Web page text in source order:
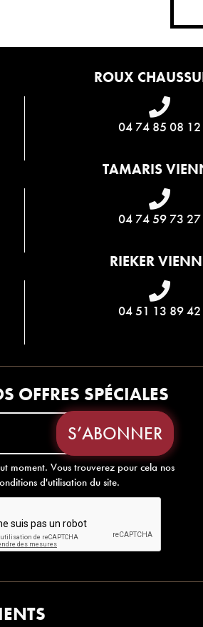
ROUX
04 74 85 08 12
TAMARIS
04 74 59 73 27
RIEKER
04 51 13 89 42
OFFRES SPÉCIALES
moment. Vous trouverez pour cela nos
d'utilisation du site.